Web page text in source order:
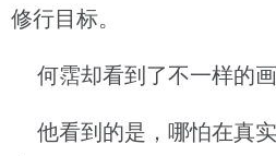
修行目标。
何霑却看到了不一样的画
他看到的是，哪怕在真